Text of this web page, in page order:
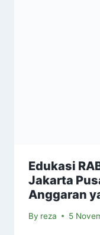
Edukasi
Jakarta
Anggaran
By reza 5